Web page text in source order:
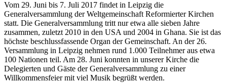
Vom 29. Juni bis 7. Juli 2017 findet in Leipzig die
Generalversammlung der Weltgemeinschaft Reformierter Kirchen
statt. Die Generalversammlung tritt nur etwa alle sieben Jahre
zusammen, zuletzt 2010 in den USA und 2004 in Ghana. Sie ist das
höchste beschlussfassende Organ der Gemeinschaft. An der 26.
Versammlung in Leipzig nehmen rund 1.000 Teilnehmer aus etwa
100 Nationen teil. Am 28. Juni konnten in unserer Kirche die
Delegierten und Gäste der Generalversammlung zu einer
Willkommensfeier mit viel Musik begrüßt werden.